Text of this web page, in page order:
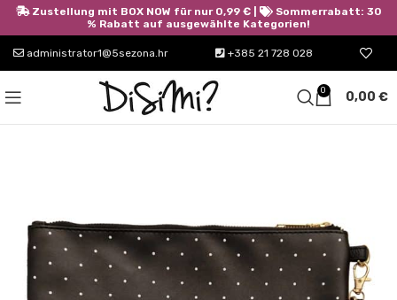
administrator1@5sezona.hr +385 21 728 028
0 0,00 €
Zustellung mit BOX NOW für nur 0,99 € |
Sommerrabatt: 30
% Rabatt auf ausgewählte Kategorien!